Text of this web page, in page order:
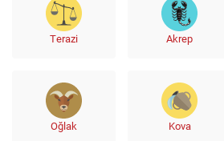
Terazi Akrep
Oğlak Kova